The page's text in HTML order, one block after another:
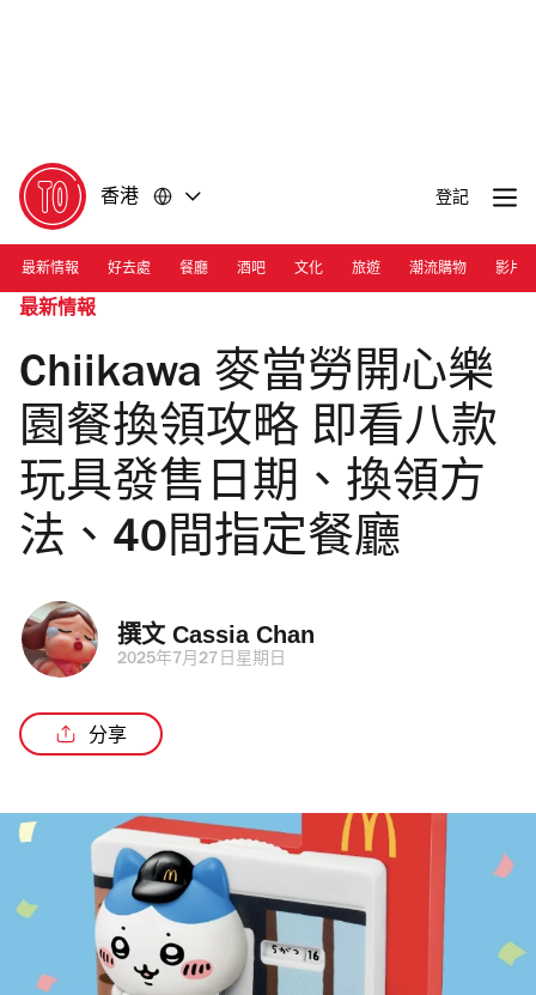
香港 登記
最新情報 好去處 餐廳 酒吧 文化 旅遊 潮流購物 影片
最新情報
Chiikawa 麥當勞開心樂
園餐換領攻略 即看八款
玩具發售日期、換領方
法、40間指定餐廳
撰文 Cassia Chan
2025年7月27日星期日
分享